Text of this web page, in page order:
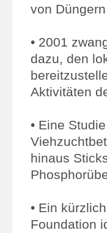
von
• 2001
dazu, den
Aktivitäten
• Eine
hinaus
• Ein
Foundation